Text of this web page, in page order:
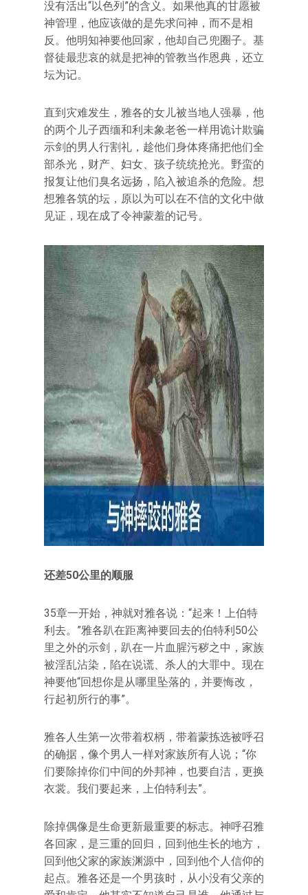
没有活出“以色列”的含义。如果他真的甘愿被
神管理，他应该做的是先求问神，而不是相
反。他明知神要他回家，他却自己兜圈子。基
督徒最悲哀的就是把神的管教当作恩典，还立
坛为记。
直到灾难发生，雅各的女儿被当地人强暴，他
的两个儿子西缅和利未象老爸一样用诡计欺骗
示剑的男人行割礼，趁他们身体疼痛把他们全
部杀光，财产、妇女、孩子统统抢光。野蛮的
报复让他们臭名远扬，陷入被追杀的危险。想
想雅各筑的坛，原以为可以在不信的文化中做
见证，现在成了令神蒙羞的记号。
还差50公里的顺服
35章一开始，神就对雅各说：“起来！上伯特
利去。”雅各趴在距离神要回去的伯特利50公
里之外的示剑，趴在一片血腥污秽之中，家族
被淫乱沾染，陷在说谎、杀人的大罪中。现在
神要他“回想你是从哪里坠落的，并要悔改，
行起初所行的事”。
雅各人生第一次带着权柄，带着蒙拣选被呼召
的确据，像个男人一样对家族所有人说；“你
们要除掉你们中间的外邦神，也要自洁，更换
衣裳。我们要起来，上伯特利去”。
除掉偶像是生命更新最重要的标志。神呼召雅
各回家，是三重的回归，回到他生长的地方，
回到他父家的家族渊源中，回到他个人信仰的
起点。雅各还是一个男孩时，从小没有父亲的